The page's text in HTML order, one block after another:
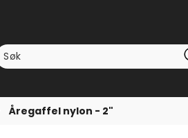
Åregaffel nylon - 2"